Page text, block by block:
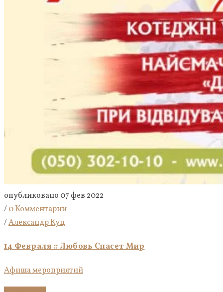
опубликовано 07 фев 2022
/0 Комментарии
/Александр Куц
14 Февраля :: Любовь Спасет Мир
Афиша мероприятий